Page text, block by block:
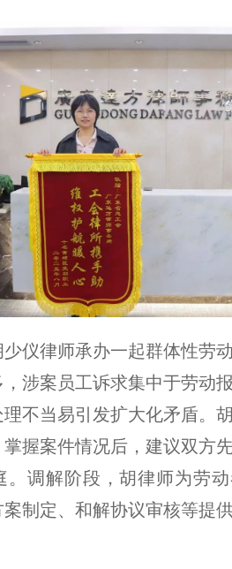
仪律师承办一起群体性劳
涉案员工诉求集中于劳动
不当易引发扩大化矛盾。
握案件情况后，建议双方
。调解阶段，胡律师为劳
案制定、和解协议审核等提